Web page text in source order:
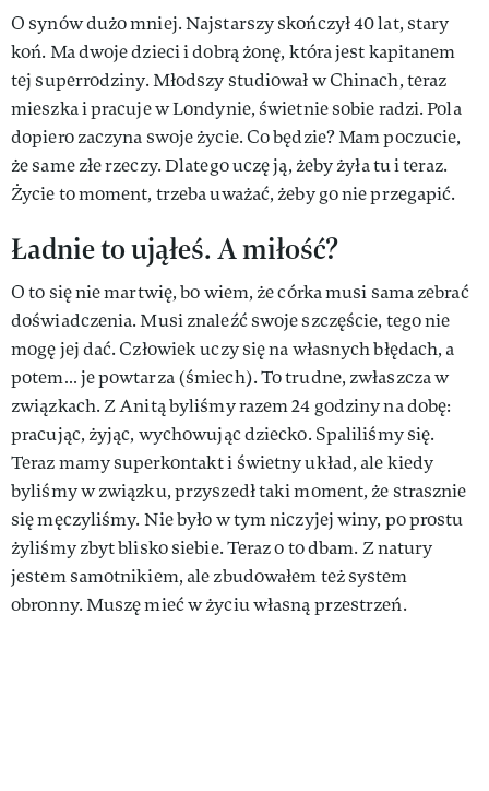
O synów dużo mniej. Najstarszy skończył 40 lat, stary
koń. Ma dwoje dzieci i dobrą żonę, która jest kapitanem
tej superrodziny. Młodszy studiował w Chinach, teraz
mieszka i pracuje w Londynie, świetnie sobie radzi. Pola
dopiero zaczyna swoje życie. Co będzie? Mam poczucie,
że same złe rzeczy. Dlatego uczę ją, żeby żyła tu i teraz.
Życie to moment, trzeba uważać, żeby go nie przegapić.
Ładnie to ująłeś. A miłość?
O to się nie martwię, bo wiem, że córka musi sama zebrać
doświadczenia. Musi znaleźć swoje szczęście, tego nie
mogę jej dać. Człowiek uczy się na własnych błędach, a
potem… je powtarza (śmiech). To trudne, zwłaszcza w
związkach. Z Anitą byliśmy razem 24 godziny na dobę:
pracując, żyjąc, wychowując dziecko. Spaliliśmy się.
Teraz mamy superkontakt i świetny układ, ale kiedy
byliśmy w związku, przyszedł taki moment, że strasznie
się męczyliśmy. Nie było w tym niczyjej winy, po prostu
żyliśmy zbyt blisko siebie. Teraz o to dbam. Z natury
jestem samotnikiem, ale zbudowałem też system
obronny. Muszę mieć w życiu własną przestrzeń.